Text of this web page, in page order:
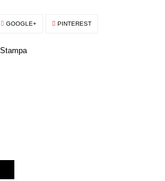
GOOGLE+ PINTEREST
Stampa